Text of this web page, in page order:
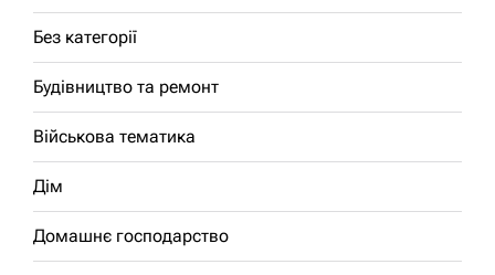
Без категорії
Будівництво та ремонт
Військова тематика
Дім
Домашнє господарство